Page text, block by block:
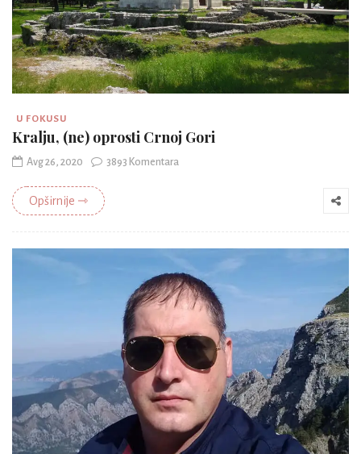
U FOKUSU
Kralju, (ne) oprosti Crnoj Gori
Avg 26, 2020 3893 Komentara
Opširnije ⇾